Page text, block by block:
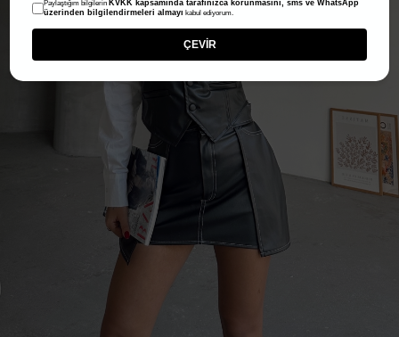
Paylaştığım bilgilerin KVKK kapsamında tarafınızca korunmasını, sms ve WhatsApp
üzerinden bilgilendirmeleri almayı kabul ediyorum.
ÇEVİR